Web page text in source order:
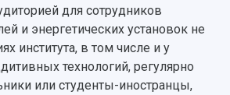
для сотрудников
и энергетических установок не
института, в том числе и у
технологий, регулярно
или студенты-иностранцы,